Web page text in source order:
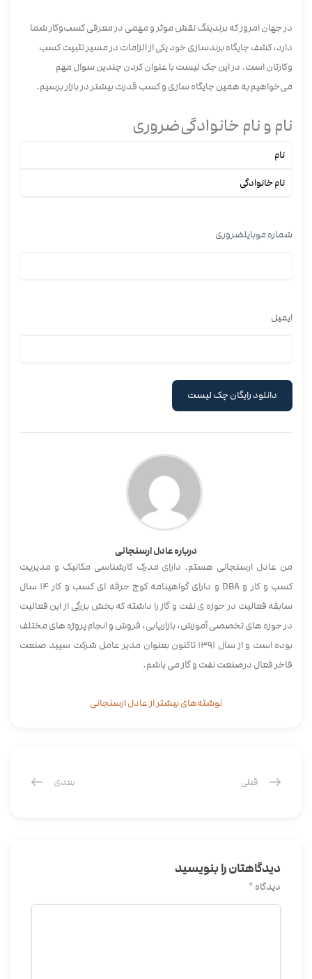
در جهان امروز که برندینگ نقش موثر و مهمی در معرفی کسب‌وکار شما
دارد، کشف جایگاه برندسازی خود یکی از الزامات در مسیر تثبیت کسب
وکارتان است. در این جک لیست با عنوان کردن چندین سوال مهم
می‌خواهیم به همین جایگاه سازی و کسب قدرت بیشتر در بازار برسیم.
نام و نام خانوادگیضروری
شماره موبایلضروری
ایمیل
درباره عادل ارسنجانی
من عادل ارسنجانی هستم. دارای مدرک کارشناسی مکانیک و مدیریت
کسب و کار و DBA و دارای گواهینامه کوچ حرفه ای کسب و کار 14 سال
سابقه فعالیت در حوزه ی نفت و گاز را داشته که بخش بزرگی از این فعالیت
در حوزه های تخصصی آموزش، بازاریابی، فروش و انجام پروژه های مختلف
بوده است و از سال 1391 تاکنون بعنوان مدیر عامل شرکت سپید صنعت
فاخر فعال درصنعت نفت و گاز می باشم.
نوشته‌های بیشتر از عادل ارسنجانی
قبلی بعدی
دیدگاهتان را بنویسید
دیدگاه *